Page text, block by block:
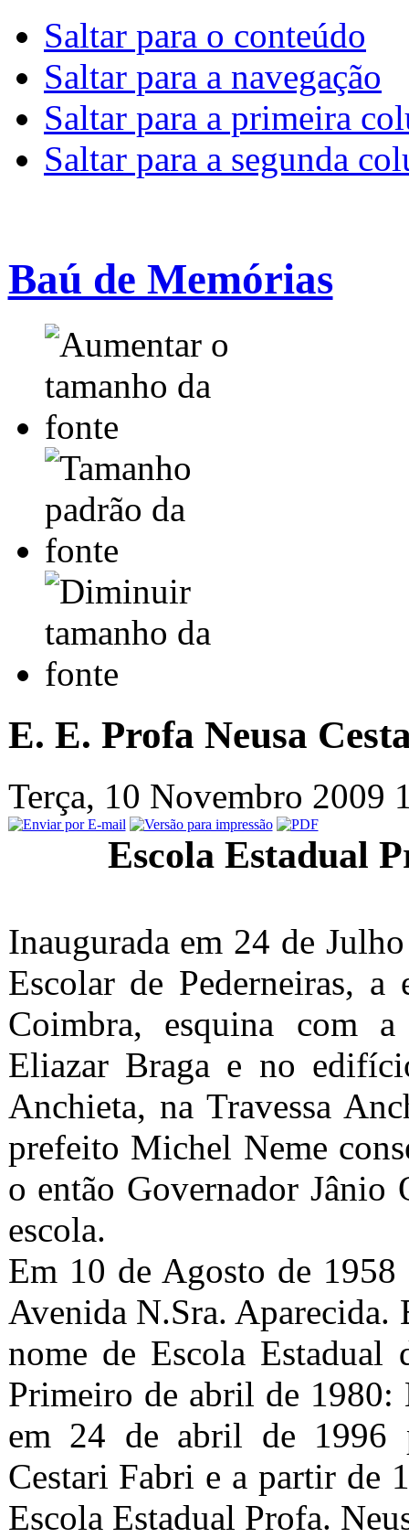
Saltar para o conteúdo
Saltar para a navegação
Saltar para a primeira
Saltar para a segunda
Baú de Memórias
E. E. Profa Neusa
Terça, 10 Novembro 2009
Escola Estadual
Inaugurada em 24 de
Escolar de Pederneiras, a
Coimbra, esquina com
Eliazar Braga e no
Anchieta, na Travessa
prefeito Michel Neme
o então Governador Jânio
escola.
Em 10 de Agosto de
Avenida N.Sra. Aparecida.
nome de Escola Estadual
Primeiro de abril de 1980:
em 24 de abril de 1996
Cestari Fabri e a partir de
Escola Estadual Profa.